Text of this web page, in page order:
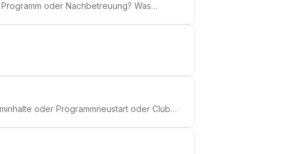
oder Nachbetreuung? Was
oder Programmneustart oder Club-